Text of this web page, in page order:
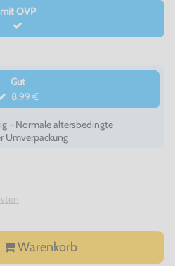
mit OVP
Gut
8,99 €
- Normale altersbedingte
Umverpackung
Warenkorb